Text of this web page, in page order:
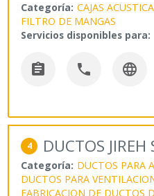
Categoría: CAJAS
FILTRO DE MANGAS
Servicios disponibles para:
  
4 DUCTOS JIREH
Categoría: DUCTOS PARA
DUCTOS PARA
FABRICACION DE DUCTOS